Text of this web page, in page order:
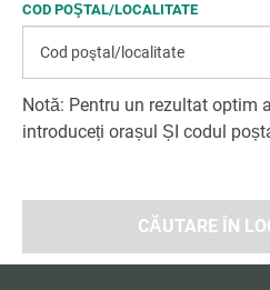
COD POŞTAL/LOCALITATE
Notă: Pentru un rezultat optim
introduceți orașul ȘI codul
CĂUTARE ÎN